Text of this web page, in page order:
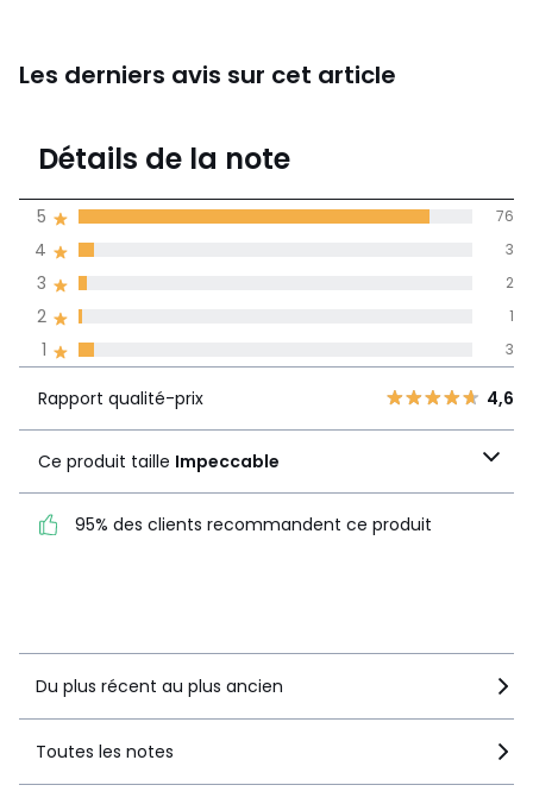
Les derniers avis sur cet article
4,7
de moyenne
obtenue sur
1 3
3 2
4,6
Impeccable
95% des clients
Détails de la note
1 3
2 1
3 2
4 3
5 76
Rapport qualité-prix 4,6
Ce produit taille Impeccable
95% des clients recommandent ce produit
Du plus récent au plus ancien
Toutes les notes